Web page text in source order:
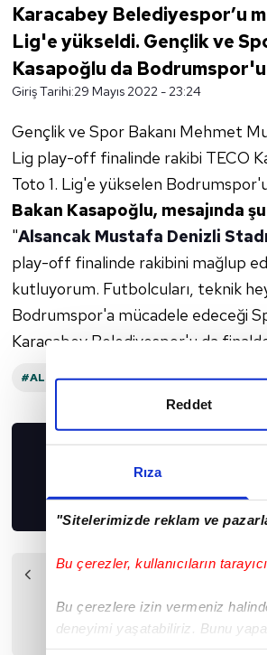
Rıza
"Sitelerimizde reklam ve
Bu çerezler, kullanıcıların
Bu çerezlere izin vermeniz
deneyimi yaşatabiliriz. Bunu
Reddet
Karacabey Belediyespor’u
Lig'e yükseldi. Gençlik ve
Kasapoğlu da
Giriş Tarihi:29 Mayıs 2022 - 23:24
Gençlik ve Spor Bakanı Mehmet
Lig play-off finalinde rakibi TECO
Toto 1. Lig'e yükselen
Bakan Kasapoğlu, mesajında
"Alsancak Mustafa Denizli Stadı
play-off finalinde rakibini mağlup
kutluyorum. Futbolcuları, teknik
Bodrumspor'a mücadele edeceği
Karacabey Belediyespor'u da
#ALSANCAK MUSTAFA DENIZLI STADI
UYGULAMALARIMIZI
Önceki Haber
düşme söylemleri